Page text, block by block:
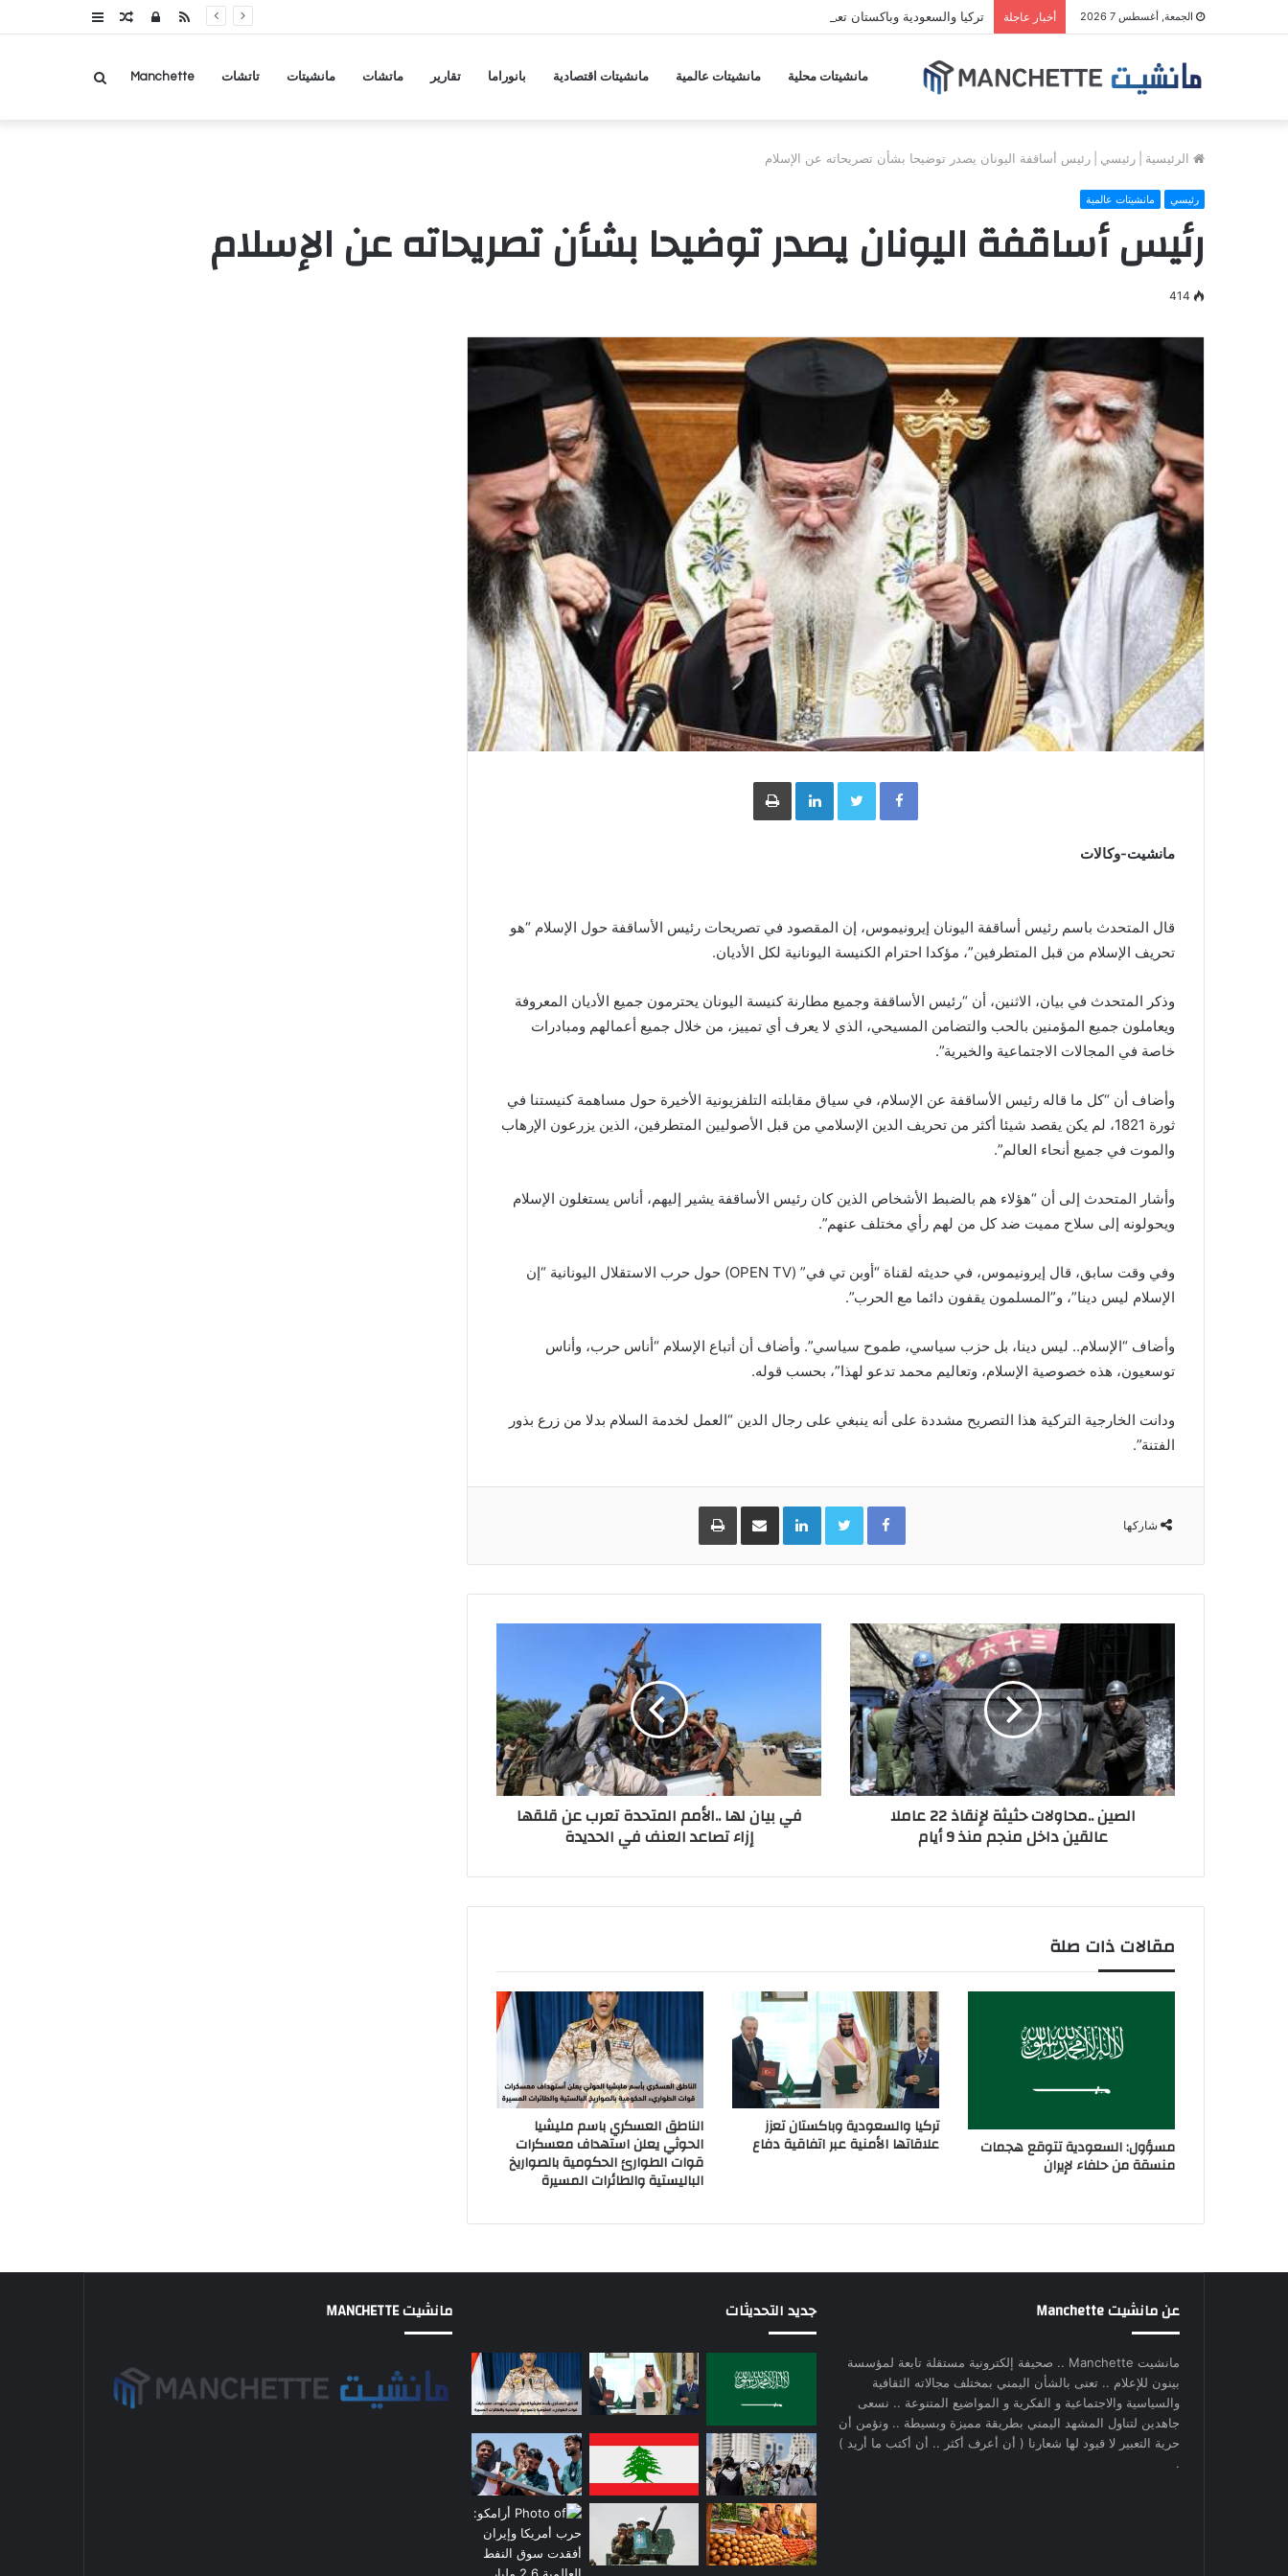
الجمعة, أغسطس 7 2026 أخبار عاجلة تركيا والسعودية وباكستان تعزز علاقاتها الأمنية عبر اتفاقية دفاع عمودمقالتسجيلRSS
مانشيتات محلية مانشيتات عالمية مانشيتات اقتصادية بانوراما تقارير ماتشات مانشيتات تاتشات Manchette بحث
الرئيسية رئيسي رئيس أساقفة اليونان يصدر توضيحا بشأن تصريحاته عن الإسلام
رئيسي مانشيتات عالمية
رئيس أساقفة اليونان يصدر توضيحا بشأن تصريحاته عن الإسلام
414
Facebook
Twitter
LinkedInطباعة
مانشيت-وكالات
قال المتحدث باسم رئيس أساقفة اليونان إيرونيموس، إن المقصود في تصريحات رئيس الأساقفة حول الإسلام “هو
تحريف الإسلام من قبل المتطرفين”، مؤكدا احترام الكنيسة اليونانية لكل الأديان.
وذكر المتحدث في بيان، الاثنين، أن “رئيس الأساقفة وجميع مطارنة كنيسة اليونان يحترمون جميع الأديان المعروفة
ويعاملون جميع المؤمنين بالحب والتضامن المسيحي، الذي لا يعرف أي تمييز، من خلال جميع أعمالهم ومبادرات
خاصة في المجالات الاجتماعية والخيرية”.
وأضاف أن “كل ما قاله رئيس الأساقفة عن الإسلام، في سياق مقابلته التلفزيونية الأخيرة حول مساهمة كنيستنا في
ثورة 1821، لم يكن يقصد شيئا أكثر من تحريف الدين الإسلامي من قبل الأصوليين المتطرفين، الذين يزرعون الإرهاب
والموت في جميع أنحاء العالم”.
وأشار المتحدث إلى أن “هؤلاء هم بالضبط الأشخاص الذين كان رئيس الأساقفة يشير إليهم، أناس يستغلون الإسلام
ويحولونه إلى سلاح مميت ضد كل من لهم رأي مختلف عنهم”.
وفي وقت سابق، قال إيرونيموس، في حديثه لقناة “أوبن تي في” (OPEN TV) حول حرب الاستقلال اليونانية “إن
الإسلام ليس دينا”، و”المسلمون يقفون دائما مع الحرب”.
وأضاف “الإسلام.. ليس دينا، بل حزب سياسي، طموح سياسي”. وأضاف أن أتباع الإسلام “أناس حرب، وأناس
توسعيون، هذه خصوصية الإسلام، وتعاليم محمد تدعو لهذا”، بحسب قوله.
ودانت الخارجية التركية هذا التصريح مشددة على أنه ينبغي على رجال الدين “العمل لخدمة السلام بدلا من زرع بذور
الفتنة”.
شاركها
Facebook
Twitter
LinkedInمشاركة عبر البريد طباعة
الصين ..محاولات حثيثة لإنقاذ 22 عاملا
عالقين داخل منجم منذ 9 أيام
في بيان لها ..الأمم المتحدة تعرب عن قلقها
إزاء تصاعد العنف في الحديدة
مقالات ذات صلة
مسؤول: السعودية تتوقع هجمات
منسقة من حلفاء لإيران
تركيا والسعودية وباكستان تعزز
علاقاتها الأمنية عبر اتفاقية دفاع
الناطق العسكري باسم مليشيا
الحوثي يعلن استهداف معسكرات
قوات الطوارئ الحكومية بالصواريخ
الباليستية والطائرات المسيرة
عن مانشيت Manchette
مانشيت Manchette .. صحيفة إلكترونية مستقلة تابعة لمؤسسة
بينون للإعلام .. تعنى بالشأن اليمني بمختلف مجالاته الثقافية
والسياسية والاجتماعية و الفكرية و المواضيع المتنوعة .. نسعى
جاهدين لتناول المشهد اليمني بطريقة مميزة وبسيطة .. ونؤمن أن
حرية التعبير لا قيود لها شعارنا ( أن أعرف أكثر .. أن أكتب ما أريد )
.
جديد التحديثات مانشيت MANCHETTE